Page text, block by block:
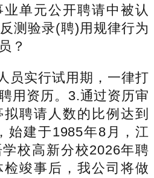
单元公开聘请中被认
测验录(聘)用规律行为
？
实行试用期，一律打
用资历。3.通过资历审
聘请人数的比例达到
始建于1985年8月，江
校高新分校2026年聘
竣事后，我公司将做